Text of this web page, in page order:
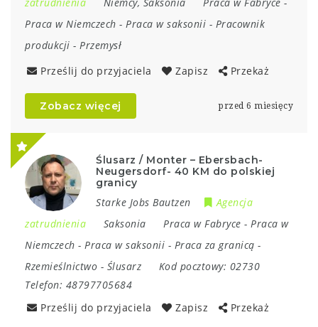
Praca w Niemczech - Praca w saksonii - Pracownik
produkcji - Przemysł
Prześlij do przyjaciela
Zapisz Przekaż
Zobacz więcej przed 6 miesięcy
Ślusarz / Monter – Ebersbach-
Neugersdorf- 40 KM do polskiej
granicy
Starke Jobs Bautzen
Agencja
zatrudnienia
Saksonia Praca w Fabryce - Praca w
Niemczech - Praca w saksonii - Praca za granicą -
Rzemieślnictwo - Ślusarz Kod pocztowy: 02730
Telefon: 48797705684
Prześlij do przyjaciela
Zapisz Przekaż